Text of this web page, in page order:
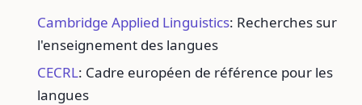
Cambridge Applied Linguistics: Recherches sur
l'enseignement des langues
CECRL: Cadre européen de référence pour les
langues